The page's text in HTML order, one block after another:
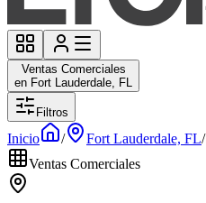
Ventas Comerciales
en Fort Lauderdale, FL
Filtros
Inicio / Fort Lauderdale, FL/
Ventas Comerciales